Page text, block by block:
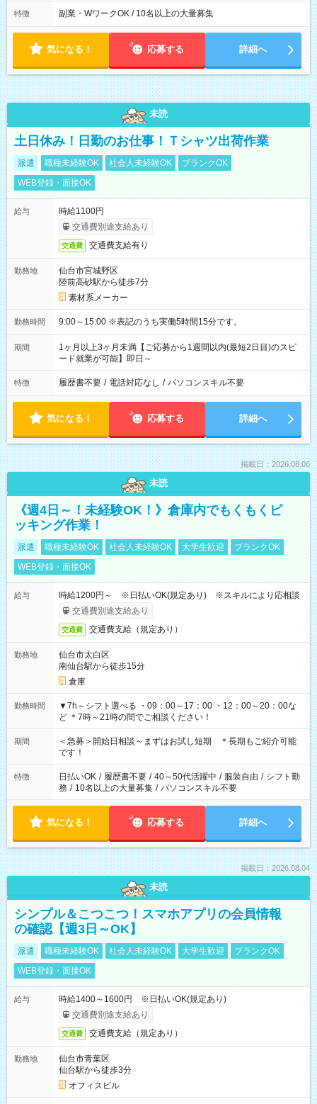
フトの決め方】 シフトサイクル：1ヶ月 シフト提出期限：シフ
・昼休憩1時間、その他小休憩あり
特徴 副業・WワークOK / 10名以上の大量募集
気になる！ 応募する 詳細へ
未読
土日休み！日勤のお仕事！Ｔシャツ出荷作業
派遣 職種未経験OK 社会人未経験OK
ブランクOK
WEB登録・面接OK
給与
時給1100円
交通費別途支給あり
交通費 交通費支給有り
勤務地
仙台市宮城野区
陸前高砂駅から徒歩7分
素材系メーカー
勤務時間 9:00～15:00 ※表記のうち実働5時間15分です。
期間
1ヶ月以上3ヶ月未満【ご応募から1週間以内(最短2日目)のスピ
ード就業が可能】即日～
特徴 履歴書不要 / 電話対応なし / パソコンスキル不要
気になる！ 応募する 詳細へ
掲載日：2026.08.06
未読
《週4日～！未経験OK！》倉庫内でもくもくピ
ッキング作業！
派遣 職種未経験OK 社会人未経験OK 大学生歓迎
ブランクOK
WEB登録・面接OK
給与
時給1200円～ ※日払いOK(規定あり) ※スキルにより応相談
交通費別途支給あり
交通費 交通費支給（規定あり）
勤務地
仙台市太白区
南仙台駅から徒歩15分
倉庫
勤務時間
▼7h～シフト選べる ・09：00～17：00 ・12：00～20：00な
ど ＊7時～21時の間でご相談ください！
期間
＜急募＞開始日相談～まずはお試し短期 ＊長期もご紹介可能
です！
特徴 日払いOK / 履歴書不要 / 40～50代活躍中 / 服装自由 / シフト勤
務 / 10名以上の大量募集 / パソコンスキル不要
気になる！ 応募する 詳細へ
掲載日：2026.08.04
未読
シンプル＆こつこつ！スマホアプリの会員情報
の確認【週3日～OK】
派遣 職種未経験OK 社会人未経験OK 大学生歓迎
ブランクOK
WEB登録・面接OK
給与
時給1400～1600円 ※日払いOK(規定あり)
交通費別途支給あり
交通費 交通費支給（規定あり）
勤務地
仙台市青葉区
仙台駅から徒歩3分
オフィスビル